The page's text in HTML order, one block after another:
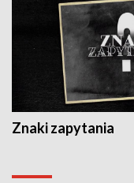
Znaki zapytania